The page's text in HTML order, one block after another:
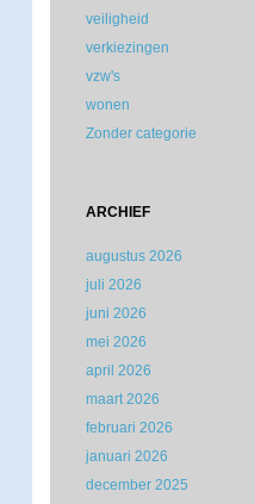
veiligheid
verkiezingen
vzw's
wonen
Zonder categorie
ARCHIEF
augustus 2026
juli 2026
juni 2026
mei 2026
april 2026
maart 2026
februari 2026
januari 2026
december 2025